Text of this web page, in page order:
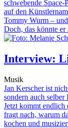
schwebende
auf den
Tommy Wurm –
Doch, das könnte er
Interview:
Musik
Jan Kerscher ist
sondern auch selber
Jetzt kommt
fragt nach, warum
kochen und